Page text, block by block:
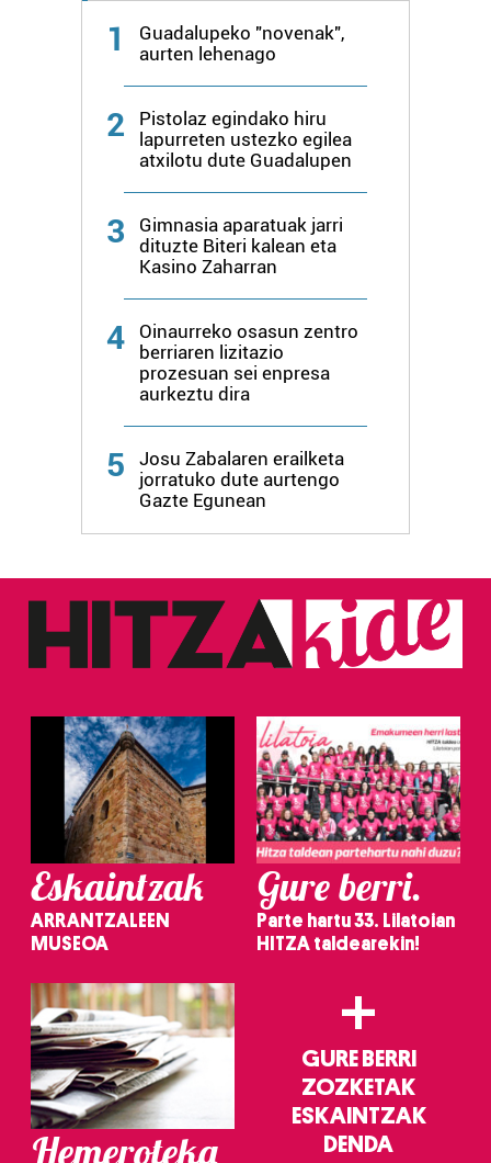
1
Guadalupeko "novenak",
aurten lehenago
2
Pistolaz egindako hiru
lapurreten ustezko egilea
atxilotu dute Guadalupen
3
Gimnasia aparatuak jarri
dituzte Biteri kalean eta
Kasino Zaharran
4
Oinaurreko osasun zentro
berriaren lizitazio
prozesuan sei enpresa
aurkeztu dira
5
Josu Zabalaren erailketa
jorratuko dute aurtengo
Gazte Egunean
Eskaintzak
ARRANTZALEEN
MUSEOA
Gure berri.
Parte hartu 33. Lilatoian
HITZA taldearekin!
Hemeroteka
+
GURE BERRI
ZOZKETAK
ESKAINTZAK
DENDA